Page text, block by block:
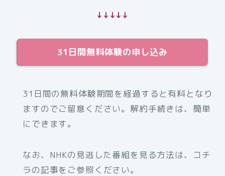
↓↓↓↓↓
31日間無料体験の申し込み
31日間の無料体験期間を経過すると有料となり
ますのでご留意ください。解約手続きは、簡単
にできます。
なお、NHKの見逃した番組を見る方法は、コチ
ラの記事をご参照ください。